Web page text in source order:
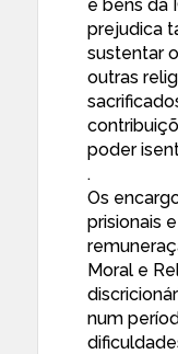
e bens da
prejudica
sustentar
outras
poder
.
Os
prisionais
Moral e
num